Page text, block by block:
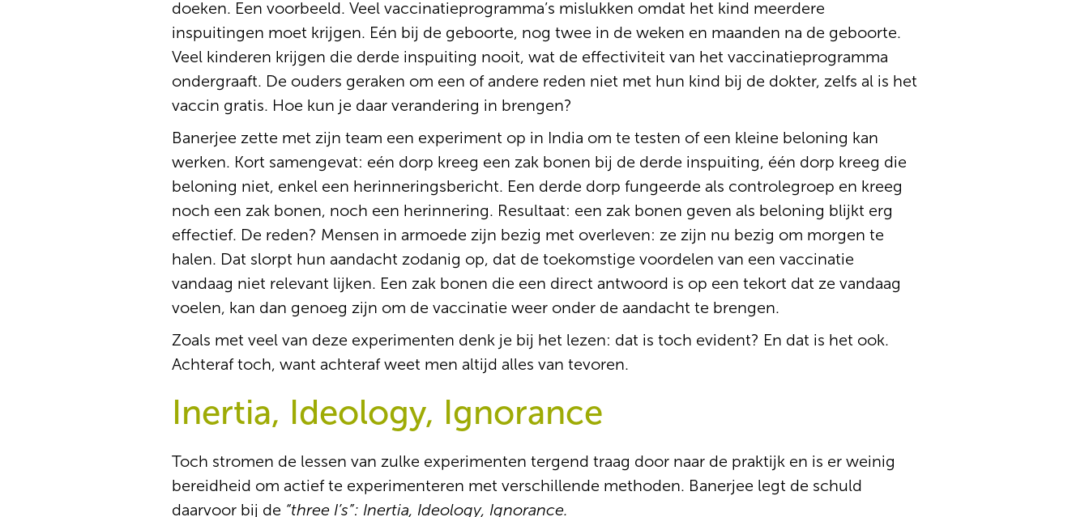
doeken. Een voorbeeld. Veel vaccinatieprogramma’s mislukken omdat het kind meerdere
inspuitingen moet krijgen. Eén bij de geboorte, nog twee in de weken en maanden na de geboorte.
Veel kinderen krijgen die derde inspuiting nooit, wat de effectiviteit van het vaccinatieprogramma
ondergraaft. De ouders geraken om een of andere reden niet met hun kind bij de dokter, zelfs al is het
vaccin gratis. Hoe kun je daar verandering in brengen?
Banerjee zette met zijn team een experiment op in India om te testen of een kleine beloning kan
werken. Kort samengevat: eén dorp kreeg een zak bonen bij de derde inspuiting, één dorp kreeg die
beloning niet, enkel een herinneringsbericht. Een derde dorp fungeerde als controlegroep en kreeg
noch een zak bonen, noch een herinnering. Resultaat: een zak bonen geven als beloning blijkt erg
effectief. De reden? Mensen in armoede zijn bezig met overleven: ze zijn nu bezig om morgen te
halen. Dat slorpt hun aandacht zodanig op, dat de toekomstige voordelen van een vaccinatie
vandaag niet relevant lijken. Een zak bonen die een direct antwoord is op een tekort dat ze vandaag
voelen, kan dan genoeg zijn om de vaccinatie weer onder de aandacht te brengen.
Zoals met veel van deze experimenten denk je bij het lezen: dat is toch evident? En dat is het ook.
Achteraf toch, want achteraf weet men altijd alles van tevoren.
Inertia, Ideology, Ignorance
Toch stromen de lessen van zulke experimenten tergend traag door naar de praktijk en is er weinig
bereidheid om actief te experimenteren met verschillende methoden. Banerjee legt de schuld
daarvoor bij de “three I’s”: Inertia, Ideology, Ignorance.